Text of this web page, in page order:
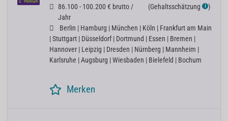
Premium
86.100 - 100.200 € brutto /
Jahr
(Gehaltsschätzung ℹ )
Berlin | Hamburg | München | Köln | Frankfurt am Main
| Stuttgart | Düsseldorf | Dortmund | Essen | Bremen |
Hannover | Leipzig | Dresden | Nürnberg | Mannheim |
Karlsruhe | Augsburg | Wiesbaden | Bielefeld | Bochum
Merken